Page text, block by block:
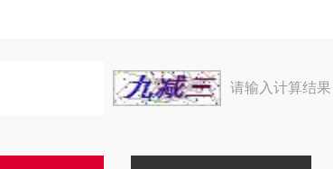
请输入计算结